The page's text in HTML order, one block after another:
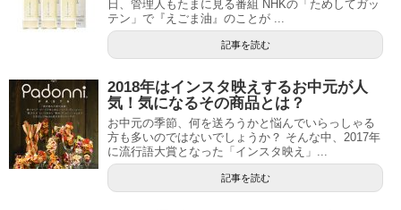
日、管理人もたまに見る番組 NHKの「ためしてガッ
テン」で『えごま油』のことが ...
記事を読む
2018年はインスタ映えするお中元が人
気！気になるその商品とは？
お中元の季節、何を送ろうかと悩んでいらっしゃる
方も多いのではないでしょうか？ そんな中、2017年
に流行語大賞となった「インスタ映え」...
記事を読む